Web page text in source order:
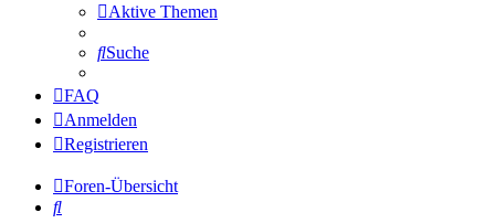
Aktive Themen
Suche
FAQ
Anmelden
Registrieren
Foren-Übersicht
Suche